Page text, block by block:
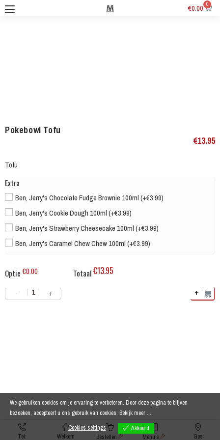
€0.00 0
Pokebowl Tofu
€13.95
Tofu
Extra
Ben, Jerry's Chocolate Fudge Brownie 100ml (+€3.99)
Ben, Jerry's Cookie Dough 100ml (+€3.99)
Ben, Jerry's Strawberry Cheesecake 100ml (+€3.99)
Ben, Jerry's Caramel Chew Chew 100ml (+€3.99)
Optie €0.00 Totaal€13.95
- + +
Tel: Welkom Bestellen Menu’s Gps
We gebruiken cookies om je ervaring te verbeteren. Door deze pagina te blijven
bezoeken, accepteert u ons gebruik van cookies. Bekijk meer ...
Cookies settings
Akkoord